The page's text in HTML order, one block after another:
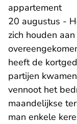
appartement
20 augustus -
zich houden
heeft de
partijen
vennoot het
maandelijkse
man enkele